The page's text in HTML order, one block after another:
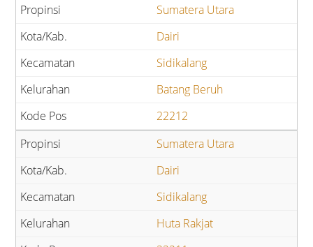
Sumatera Utara
Dairi
Sidikalang
Batang Beruh
22212
Sumatera Utara
Dairi
Sidikalang
Huta Rakjat